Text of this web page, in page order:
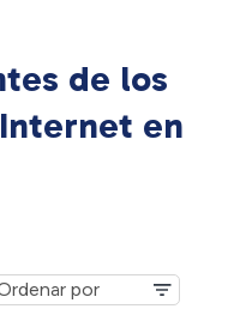
de los
en